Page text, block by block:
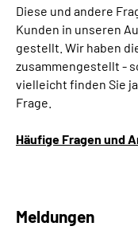
Diese und andere
Kunden in unseren
gestellt. Wir haben
zusammengestellt -
vielleicht finden Sie
Frage.
Häufige Fragen und
Meldungen